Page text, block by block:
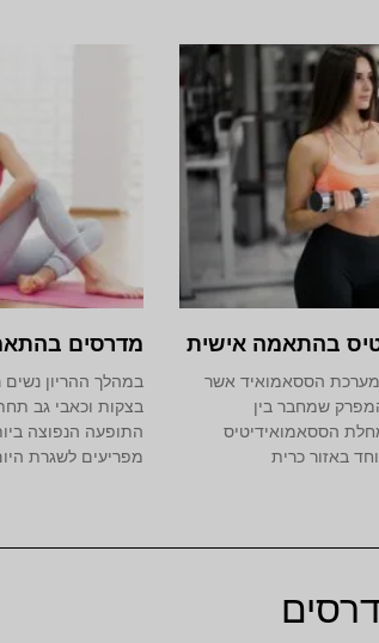
בהתאמה אישית
הססאמואיד אשר
שמחבר בין
הססאמואידיטיס
באזור כרית
מדרסים
במהלך ההריון נשים
בצקות וכאבי גב
התופעה הנפוצה
מפריעים לשגרת